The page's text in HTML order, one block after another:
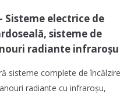
Sisteme electrice de
sisteme de
radiante infraroșu
sisteme complete de încălzire
radiante cu infraroșu,